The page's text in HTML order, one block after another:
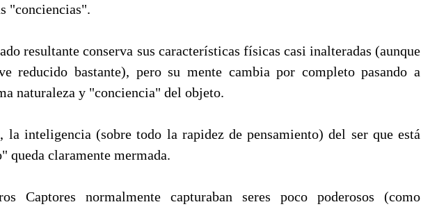
"conciencias".
resultante conserva sus características físicas casi inalteradas (aunque
reducido bastante), pero su mente cambia por completo pasando a
naturaleza y "conciencia" del objeto.
la inteligencia (sobre todo la rapidez de pensamiento) del ser que está
queda claramente mermada.
Captores normalmente capturaban seres poco poderosos (como